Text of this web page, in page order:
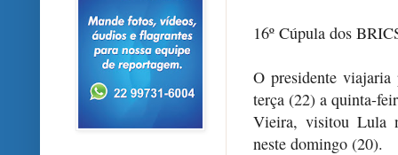
16º Cúpula dos
O presidente
terça (22) a quinta-
Vieira, visitou Lula
neste domingo (20).